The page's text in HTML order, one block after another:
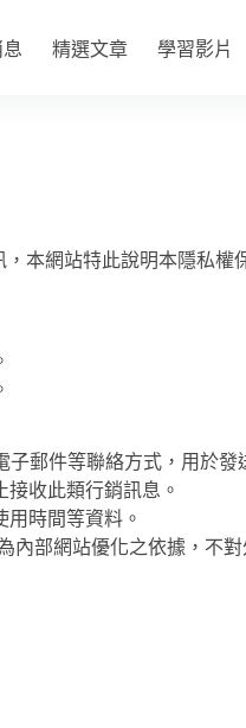
精選文章 學習影片
本網站特此說明本隱私
郵件等聯絡方式，用於
收此類行銷訊息。
時間等資料。
內部網站優化之依據，不